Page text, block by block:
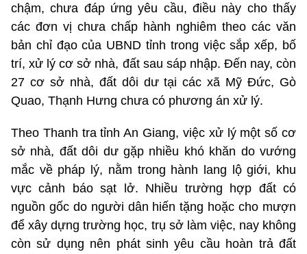
chậm, chưa đáp ứng yêu cầu, điều này cho thấy
các đơn vị chưa chấp hành nghiêm theo các văn
bản chỉ đạo của UBND tỉnh trong việc sắp xếp, bố
trí, xử lý cơ sở nhà, đất sau sáp nhập. Đến nay, còn
27 cơ sở nhà, đất dôi dư tại các xã Mỹ Đức, Gò
Quao, Thạnh Hưng chưa có phương án xử lý.
Theo Thanh tra tỉnh An Giang, việc xử lý một số cơ
sở nhà, đất dôi dư gặp nhiều khó khăn do vướng
mắc về pháp lý, nằm trong hành lang lộ giới, khu
vực cảnh báo sạt lở. Nhiều trường hợp đất có
nguồn gốc do người dân hiến tặng hoặc cho mượn
để xây dựng trường học, trụ sở làm việc, nay không
còn sử dụng nên phát sinh yêu cầu hoàn trả đất